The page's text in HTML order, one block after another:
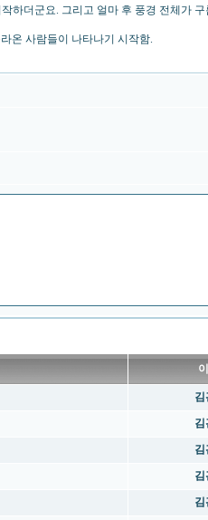
하더군요. 그리고 얼마 후 풍경 전체가
온 사람들이 나타나기 시작함.
김
김
김
김
김